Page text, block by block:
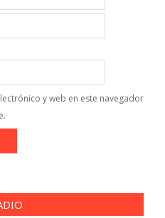
y web en este navegador